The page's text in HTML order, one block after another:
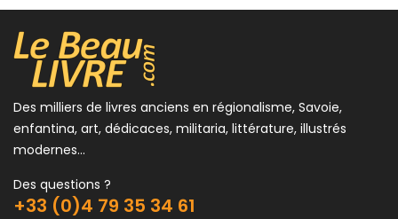
Des milliers de livres anciens en régionalisme, Savoie,
enfantina, art, dédicaces, militaria, littérature, illustrés
modernes...
Des questions ?
+33 (0)4 79 35 34 61